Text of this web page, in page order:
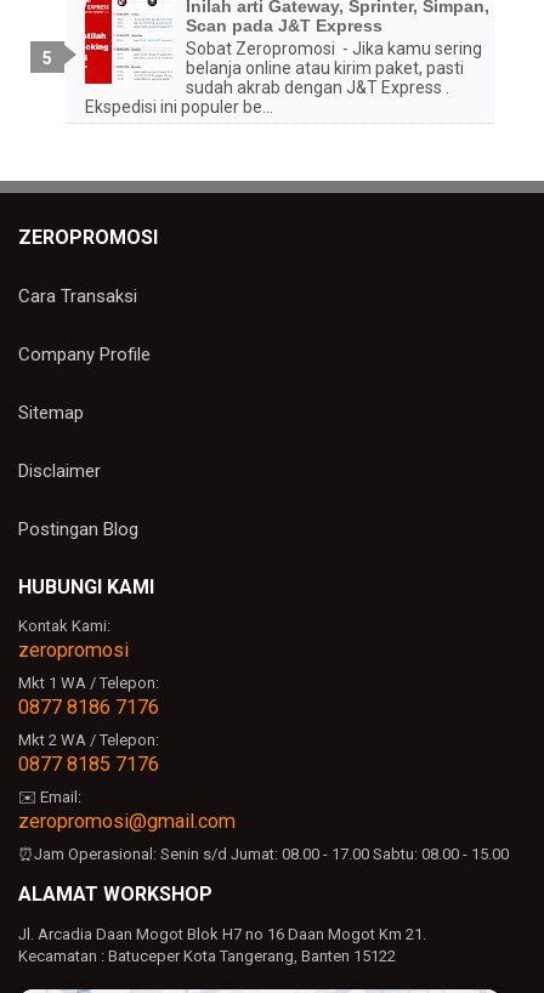
Inilah arti Gateway, Sprinter, Simpan,
Scan pada J&T Express
Sobat Zeropromosi - Jika kamu sering
belanja online atau kirim paket, pasti
sudah akrab dengan J&T Express .
Ekspedisi ini populer be...
ZEROPROMOSI
Cara Transaksi
Company Profile
Sitemap
Disclaimer
Postingan Blog
HUBUNGI KAMI
Kontak Kami:
zeropromosi
Mkt 1 WA / Telepon:
0877 8186 7176
Mkt 2 WA / Telepon:
0877 8185 7176
✉️ Email:
zeropromosi@gmail.com
⏰Jam Operasional: Senin s/d Jumat: 08.00 - 17.00 Sabtu: 08.00 - 15.00
ALAMAT WORKSHOP
Jl. Arcadia Daan Mogot Blok H7 no 16 Daan Mogot Km 21.
Kecamatan : Batuceper Kota Tangerang, Banten 15122